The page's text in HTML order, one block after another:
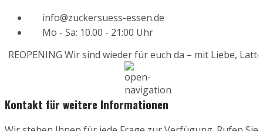
info@zuckersuess-essen.de
Mo - Sa: 10.00 - 21:00 Uhr
REOPENING Wir sind wieder für euch da – mit Liebe,
Kontakt für weitere Informationen